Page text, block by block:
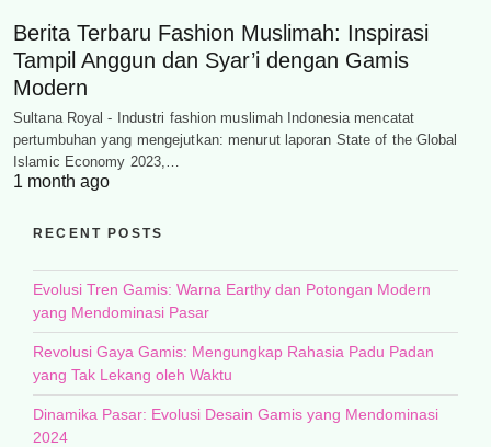
Berita Terbaru Fashion Muslimah: Inspirasi
Tampil Anggun dan Syar’i dengan Gamis
Modern
Sultana Royal - Industri fashion muslimah Indonesia mencatat
pertumbuhan yang mengejutkan: menurut laporan State of the Global
Islamic Economy 2023,…
1 month ago
RECENT POSTS
Evolusi Tren Gamis: Warna Earthy dan Potongan Modern
yang Mendominasi Pasar
Revolusi Gaya Gamis: Mengungkap Rahasia Padu Padan
yang Tak Lekang oleh Waktu
Dinamika Pasar: Evolusi Desain Gamis yang Mendominasi
2024